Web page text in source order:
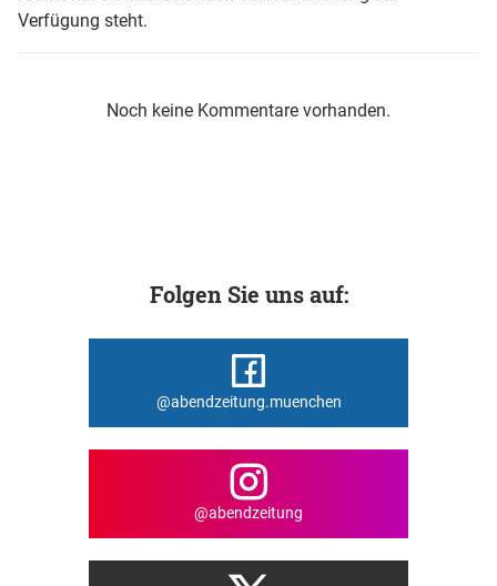
Verfügung steht.
Noch keine Kommentare vorhanden.
Folgen Sie uns auf:
@abendzeitung.muenchen
@abendzeitung